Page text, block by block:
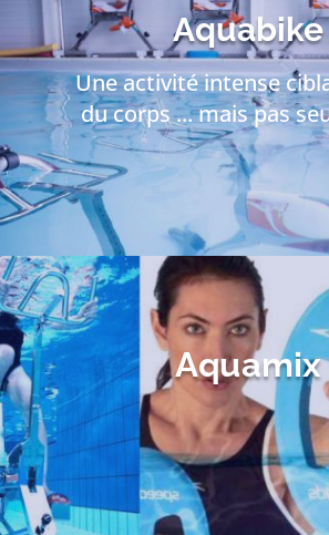
Aquabike
Une activité intense
du corps ... mais pas
Aquamix